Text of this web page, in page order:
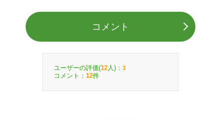
コメント
ユーザーの評価(12 人)： 3
コメント： 12件